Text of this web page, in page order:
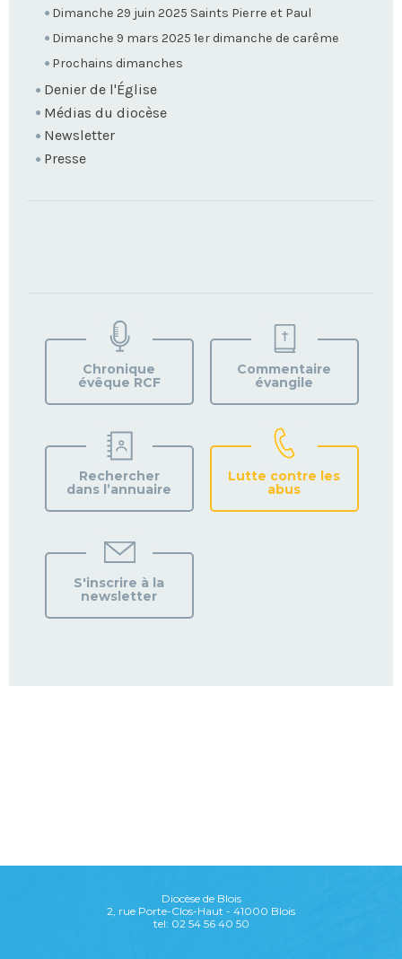
Dimanche 29 juin 2025 Saints Pierre et Paul
Dimanche 9 mars 2025 1er dimanche de carême
Prochains dimanches
Denier de l'Église
Médias du diocèse
Newsletter
Presse
VOTRE
PAROISSE
Chronique
évêque RCF
Commentaire
évangile
Rechercher
dans l’annuaire
Lutte contre les
abus
S'inscrire à la
newsletter
Diocèse de Blois
2, rue Porte-Clos-Haut - 41000 Blois
tel: 02 54 56 40 50